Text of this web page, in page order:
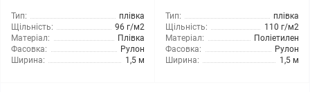
Тип:
плівка
Щільність:
96 г/м2
Матеріал:
Плівка
Фасовка:
Рулон
Ширина:
1,5 м
Тип:
плівка
Щільність:
110 г/м2
Матеріал:
Поліетилен
Фасовка:
Рулон
Ширина:
1,5 м